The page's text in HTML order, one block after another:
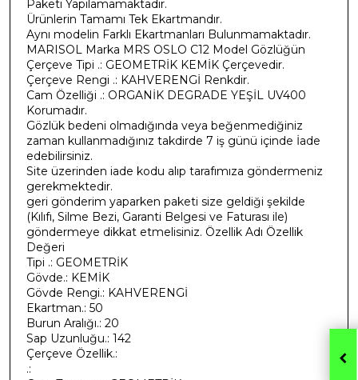
Paketi Yapılamamaktadır.
Ürünlerin Tamamı Tek Ekartmandır.
Aynı modelin Farklı Ekartmanları Bulunmamaktadır.
MARISOL Marka MRS OSLO C12 Model Gözlüğün
Çerçeve Tipi .: GEOMETRİK KEMİK Çerçevedir.
Çerçeve Rengi .: KAHVERENGİ Renkdir.
Cam Özelliği .: ORGANİK DEGRADE YEŞİL UV400
Korumadır.
Gözlük bedeni olmadığında veya beğenmediğiniz
zaman kullanmadığınız takdirde 7 iş günü içinde İade
edebilirsiniz.
Site üzerinden iade kodu alıp tarafımıza göndermeniz
gerekmektedir.
geri gönderim yaparken paketi size geldiği şekilde
(Kılıfı, Silme Bezi, Garanti Belgesi ve Faturası ile)
göndermeye dikkat etmelisiniz. Özellik Adı Özellik
Değeri
Tipi .: GEOMETRİK
Gövde.: KEMİK
Gövde Rengi.: KAHVERENGİ
Ekartman.: 50
Burun Aralığı.: 20
Sap Uzunluğu.: 142
Çerçeve Özellik.:
.: